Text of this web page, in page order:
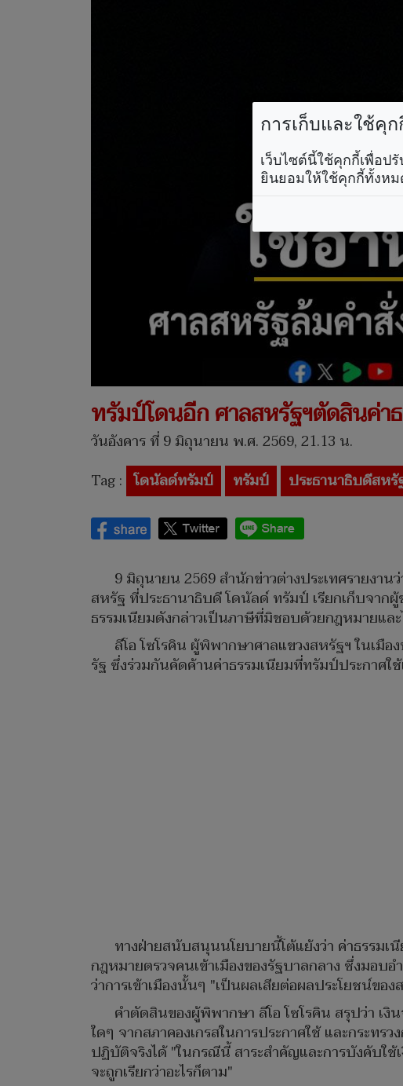
ทรัมป์โดนอีก ศาลสหรัฐฯตัดสินค่า
วันอังคาร ที่ 9 มิถุนายน พ.ศ. 2569, 21.13 น.
Tag : โดนัลด์ทรัมป์ ทรัมป์ ประธานาธิบดีสหรั
9 มิถุนายน 2569 สำนักข่าวต่างประเทศรายงา
สหรัฐ ที่ประธานาธิบดี โดนัลด์ ทรัมป์ เรียกเก็บจาก
ธรรมเนียมดังกล่าวเป็นภาษีที่มิชอบด้วยกฎหมายแล
ลีโอ โซโรคิน ผู้พิพากษาศาลแขวงสหรัฐฯ ในเมื
รัฐ ซึ่งร่วมกันคัดค้านค่าธรรมเนียมที่ทรัมป์ประกาศ
ทางฝ่ายสนับสนุนนโยบายนี้โต้แย้งว่า ค่าธรรม
กฎหมายตรวจคนเข้าเมืองของรัฐบาลกลาง ซึ่งมอบ
ว่าการเข้าเมืองนั้นๆ "เป็นผลเสียต่อผลประโยชน์ของ
คำตัดสินของผู้พิพากษา ลีโอ โซโรคิน สรุปว่า เ
ใดๆ จากสภาคองเกรสในการประกาศใช้ และกระท
ปฏิบัติจริงได้ "ในกรณีนี้ สาระสำคัญและการบังคับใช้
จะถูกเรียกว่าอะไรก็ตาม"
การเก็บและใช้คุก
เว็บไซต์นี้ใช้คุกกี้เพื่อป
ยินยอมให้ใช้คุกกี้ทั้งหม